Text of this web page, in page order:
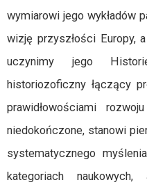
wymiarowi jego wykładów
wizję przyszłości Europy,
uczynimy jego
historiozoficzny łączący
prawidłowościami
niedokończone, stanowi
systematycznego
kategoriach